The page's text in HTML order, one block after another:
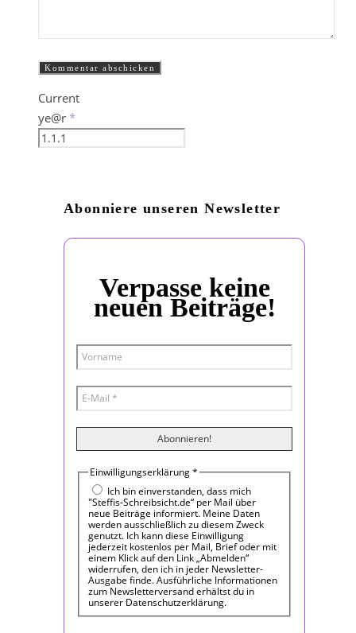
Current
ye@r *
Abonniere unseren Newsletter
Verpasse keine
neuen Beiträge!
Einwilligungserklärung*
Ich bin einverstanden, dass mich
"Steffis-Schreibsicht.de“ per Mail über
neue Beiträge informiert. Meine Daten
werden ausschließlich zu diesem Zweck
genutzt. Ich kann diese Einwilligung
jederzeit kostenlos per Mail, Brief oder mit
einem Klick auf den Link „Abmelden“
widerrufen, den ich in jeder Newsletter-
Ausgabe finde. Ausführliche Informationen
zum Newsletterversand erhältst du in
unserer Datenschutzerklärung.